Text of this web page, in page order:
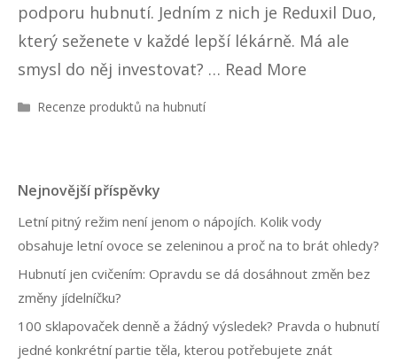
podporu hubnutí. Jedním z nich je Reduxil Duo,
který seženete v každé lepší lékárně. Má ale
smysl do něj investovat? … Read More
R
k
y
Recenze produktů na hubnutí
Nejnovější příspěvky
Letní pitný režim není jenom o nápojích. Kolik vody
obsahuje letní ovoce se zeleninou a proč na to brát ohledy?
Hubnutí jen cvičením: Opravdu se dá dosáhnout změn bez
změny jídelníčku?
100 sklapovaček denně a žádný výsledek? Pravda o hubnutí
jedné konkrétní partie těla, kterou potřebujete znát